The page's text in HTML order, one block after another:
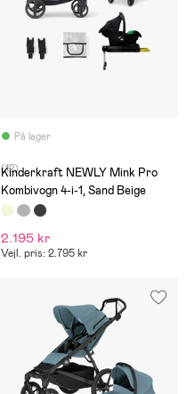
På lager
(12)
Kinderkraft NEWLY Mink Pro
Kombivogn 4-i-1, Sand Beige
2.195 kr
Vejl. pris: 2.795 kr